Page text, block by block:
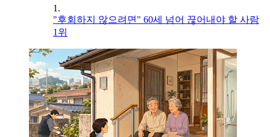
1.
"후회하지 않으려면" 60세 넘어 끊어내야 할 사람
1위